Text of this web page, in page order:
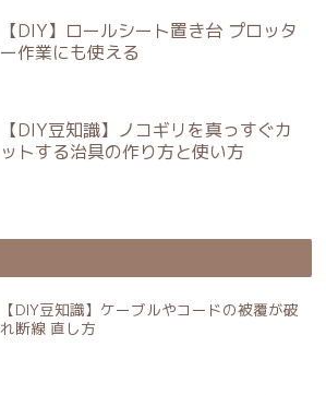
【DIY】ロールシート置き台 プロッタ
ー作業にも使える
【DIY豆知識】ノコギリを真っすぐカ
ットする治具の作り方と使い方
【DIY豆知識】ケーブルやコードの被覆が破
れ断線 直し方